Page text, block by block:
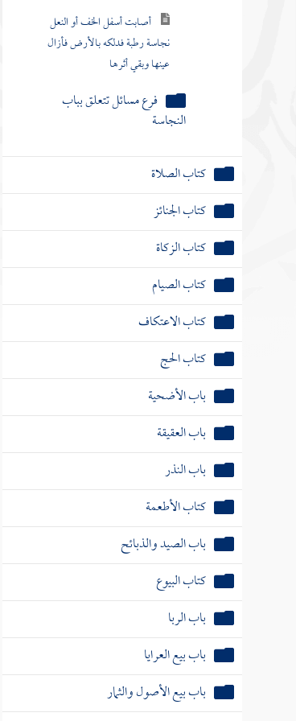
أصابت أسفل الخف أو النعل
نجاسة رطبة فدلكه بالأرض فأزال
عينها وبقي أثرها
فرع مسائل تتعلق بباب
النجاسة
كتاب الصلاة
كتاب الجنائز
كتاب الزكاة
كتاب الصيام
كتاب الاعتكاف
كتاب الحج
باب الأضحية
باب العقيقة
باب النذر
كتاب الأطعمة
باب الصيد والذبائح
كتاب البيوع
باب الربا
باب بيع العرايا
باب بيع الأصول والثمار